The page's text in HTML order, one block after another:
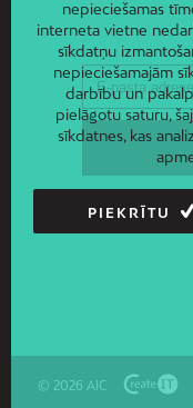
© 2026 AIC
nepieciešamas
interneta vietne
sīkdatņu
nepieciešamajām
darbību un
pielāgotu saturu,
sīkdatnes, kas
PIEKRĪTU